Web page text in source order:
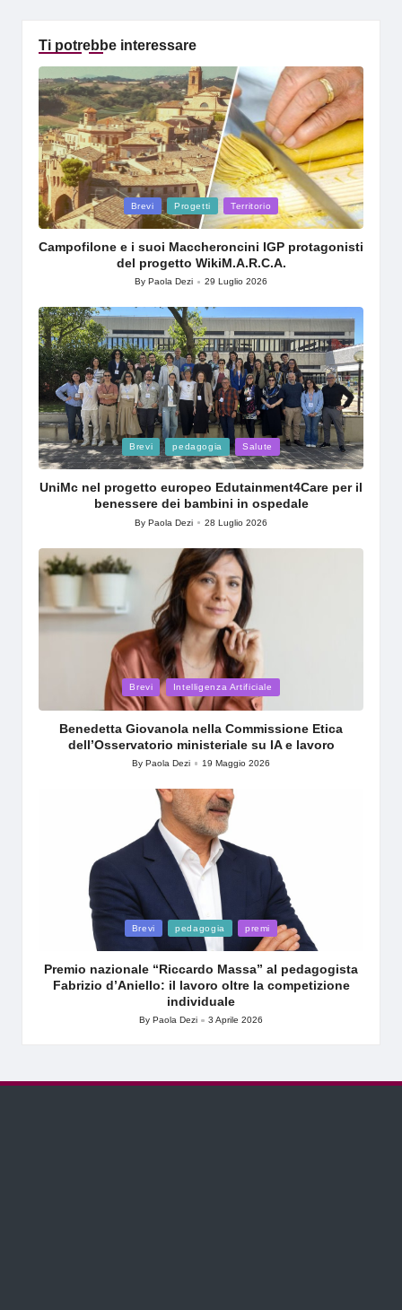
Ti potrebbe interessare
Posted
in
Brevi Progetti Territorio
Campofilone e i suoi Maccheroncini IGP protagonisti
del progetto WikiM.A.R.C.A.
Posted
ByPaola Dezi 29 Luglio 2026
Posted
in
Brevi pedagogia Salute
UniMc nel progetto europeo Edutainment4Care per il
benessere dei bambini in ospedale
Posted
ByPaola Dezi 28 Luglio 2026
Brevi Intelligenza Artificiale
Benedetta Giovanola nella Commissione Etica
dell’Osservatorio ministeriale su IA e lavoro
Posted
ByPaola Dezi 19 Maggio 2026
Brevi pedagogia premi
Premio nazionale “Riccardo Massa” al pedagogista
Fabrizio d’Aniello: il lavoro oltre la competizione
individuale
Posted
By Paola Dezi 3 Aprile 2026